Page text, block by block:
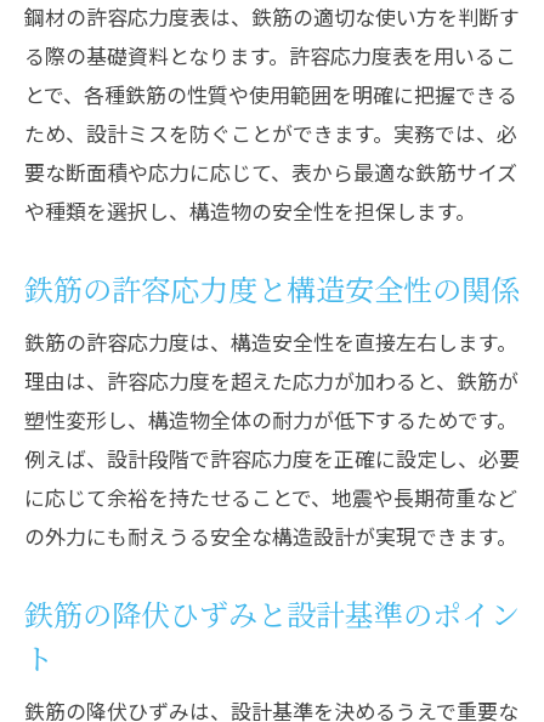
鋼材の許容応力度表は、鉄筋の適切な使い方を判断す
る際の基礎資料となります。許容応力度表を用いるこ
とで、各種鉄筋の性質や使用範囲を明確に把握できる
ため、設計ミスを防ぐことができます。実務では、必
要な断面積や応力に応じて、表から最適な鉄筋サイズ
や種類を選択し、構造物の安全性を担保します。
鉄筋の許容応力度と構造安全性の関係
鉄筋の許容応力度は、構造安全性を直接左右します。
理由は、許容応力度を超えた応力が加わると、鉄筋が
塑性変形し、構造物全体の耐力が低下するためです。
例えば、設計段階で許容応力度を正確に設定し、必要
に応じて余裕を持たせることで、地震や長期荷重など
の外力にも耐えうる安全な構造設計が実現できます。
鉄筋の降伏ひずみと設計基準のポイン
ト
鉄筋の降伏ひずみは、設計基準を決めるうえで重要な